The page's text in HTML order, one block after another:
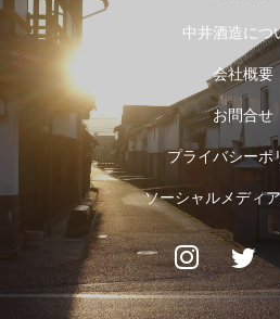
中井酒造につ
会社概要
お問合せ
プライバシーポ
ソーシャルメディ